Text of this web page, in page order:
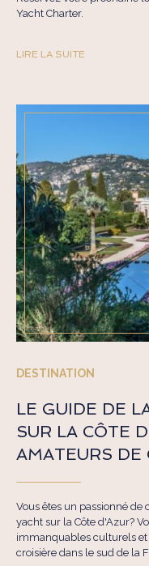
Yacht Charter.
LIRE LA SUITE
DESTINATION
LE GUIDE DE
SUR LA CÔTE
AMATEURS DE
Vous êtes un passionné
yacht sur la Côte d'Azur?
immanquables culturels et
croisière dans le sud de la